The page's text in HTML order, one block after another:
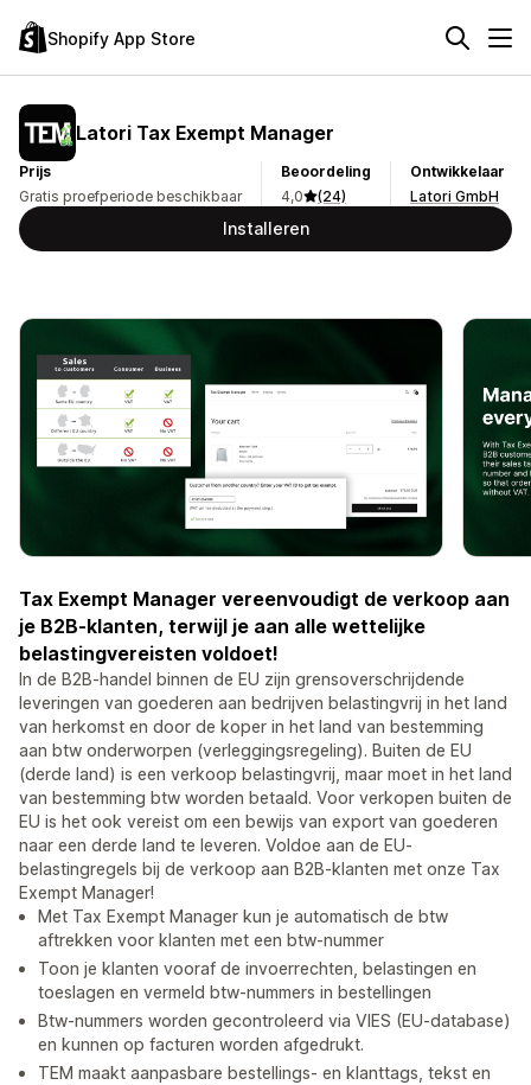
Shopify App Store
Latori Tax Exempt Manager
Prijs
Gratis proefperiode beschikbaar
Beoordeling
4,0
(24)
Ontwikkelaar
Latori GmbH
Installeren
Tax Exempt Manager vereenvoudigt de verkoop aan
je B2B-klanten, terwijl je aan alle wettelijke
belastingvereisten voldoet!
In de B2B-handel binnen de EU zijn grensoverschrijdende
leveringen van goederen aan bedrijven belastingvrij in het land
van herkomst en door de koper in het land van bestemming
aan btw onderworpen (verleggingsregeling). Buiten de EU
(derde land) is een verkoop belastingvrij, maar moet in het land
van bestemming btw worden betaald. Voor verkopen buiten de
EU is het ook vereist om een bewijs van export van goederen
naar een derde land te leveren. Voldoe aan de EU-
belastingregels bij de verkoop aan B2B-klanten met onze Tax
Exempt Manager!
Met Tax Exempt Manager kun je automatisch de btw
aftrekken voor klanten met een btw-nummer
Toon je klanten vooraf de invoerrechten, belastingen en
toeslagen en vermeld btw-nummers in bestellingen
Btw-nummers worden gecontroleerd via VIES (EU-database)
en kunnen op facturen worden afgedrukt.
TEM maakt aanpasbare bestellings- en klanttags, tekst en